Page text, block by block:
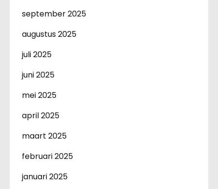
september 2025
augustus 2025
juli 2025
juni 2025
mei 2025
april 2025
maart 2025
februari 2025
januari 2025